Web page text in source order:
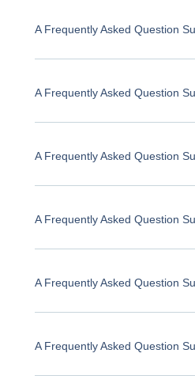
A Frequently Asked Question
A Frequently Asked Question
A Frequently Asked Question
A Frequently Asked Question
A Frequently Asked Question
A Frequently Asked Question